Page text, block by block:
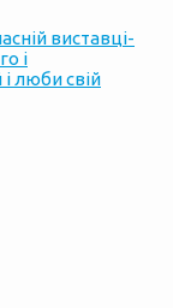
виставці-
і
люби свій